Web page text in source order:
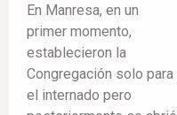
En Manresa, en un
primer momento,
establecieron la
Congregación solo para
el internado pero